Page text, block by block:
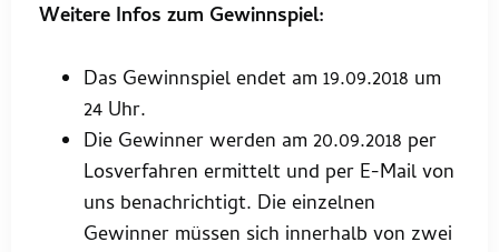
Weitere Infos zum Gewinnspiel:
Das Gewinnspiel endet am 19.09.2018 um
24 Uhr.
Die Gewinner werden am 20.09.2018 per
Losverfahren ermittelt und per E-Mail von
uns benachrichtigt. Die einzelnen
Gewinner müssen sich innerhalb von zwei